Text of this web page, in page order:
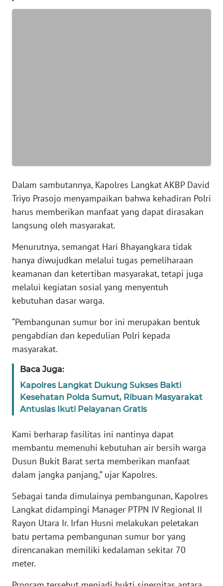
Dalam sambutannya, Kapolres Langkat AKBP David
Triyo Prasojo menyampaikan bahwa kehadiran Polri
harus memberikan manfaat yang dapat dirasakan
langsung oleh masyarakat.
Menurutnya, semangat Hari Bhayangkara tidak
hanya diwujudkan melalui tugas pemeliharaan
keamanan dan ketertiban masyarakat, tetapi juga
melalui kegiatan sosial yang menyentuh
kebutuhan dasar warga.
“Pembangunan sumur bor ini merupakan bentuk
pengabdian dan kepedulian Polri kepada
masyarakat.
Baca Juga:
Kapolres Langkat Dukung Sukses Bakti
Kesehatan Polda Sumut, Ribuan Masyarakat
Antusias Ikuti Pelayanan Gratis
Kami berharap fasilitas ini nantinya dapat
membantu memenuhi kebutuhan air bersih warga
Dusun Bukit Barat serta memberikan manfaat
dalam jangka panjang,” ujar Kapolres.
Sebagai tanda dimulainya pembangunan, Kapolres
Langkat didampingi Manager PTPN IV Regional II
Rayon Utara Ir. Irfan Husni melakukan peletakan
batu pertama pembangunan sumur bor yang
direncanakan memiliki kedalaman sekitar 70
meter.
WN
WN
WN
JAMBI
SULTRA
WN
NTB
SULTENG
WN
WN
BABEL
SUMBAR
WN
SUMSEL
WN
BENGKULU
WN
LAMPUNG
JATENG